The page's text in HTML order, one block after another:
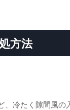
方法
、冷たく隙間風